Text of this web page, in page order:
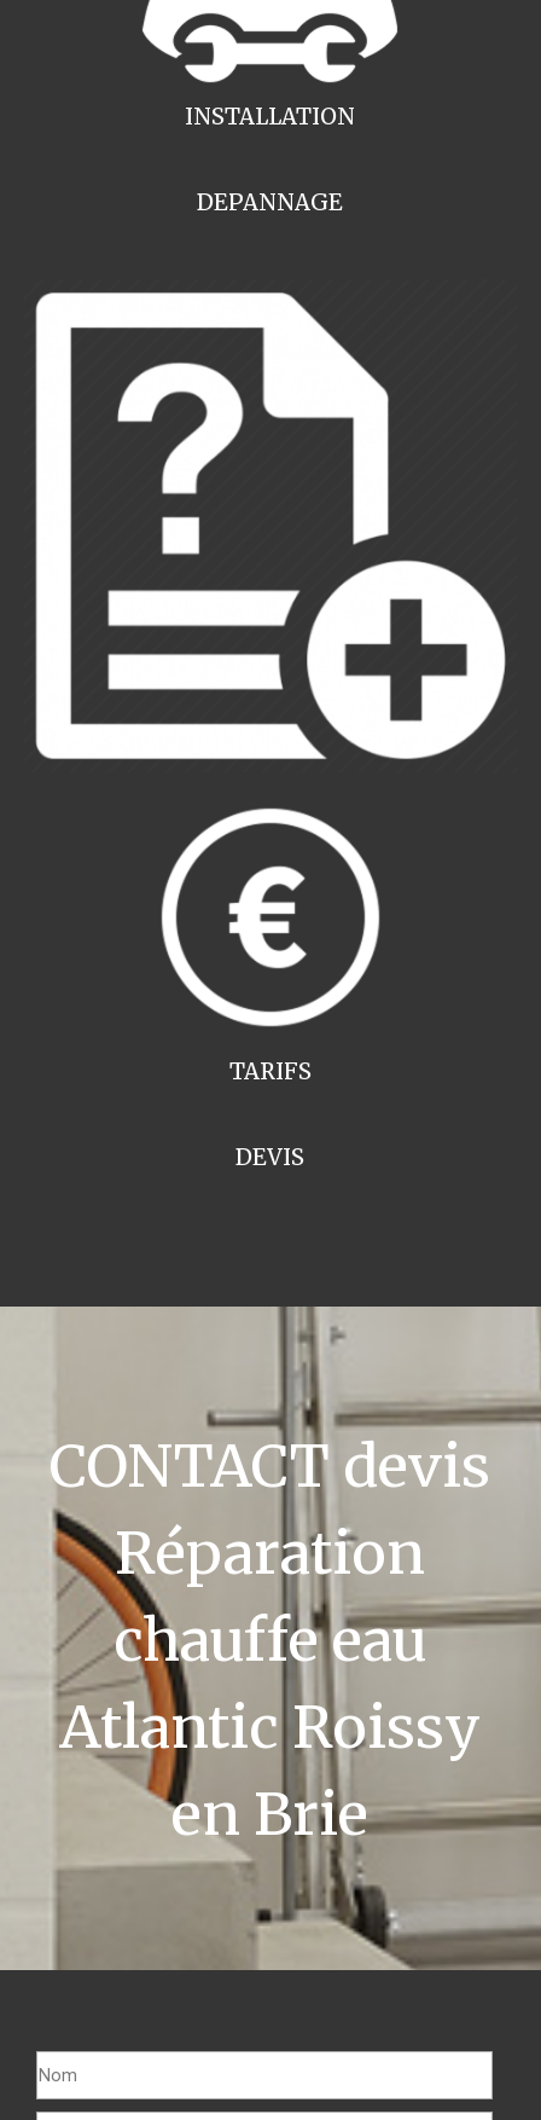
INSTALLATION
DEPANNAGE
TARIFS
DEVIS
CONTACT devis
Réparation
chauffe eau
Atlantic Roissy
en Brie